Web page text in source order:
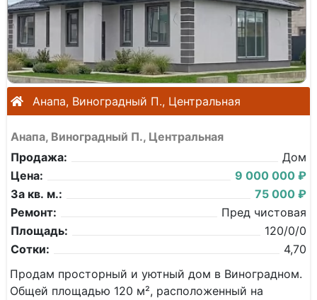
Анапа, Виноградный П., Центральная
Анапа, Виноградный П., Центральная
Продажа:
Дом
Цена:
9 000 000 ₽
За кв. м.:
75 000 ₽
Ремонт:
Пред чистовая
Площадь:
120/0/0
Сотки:
4,70
Продам просторный и уютный дом в Виноградном.
Общей площадью 120 м², расположенный на